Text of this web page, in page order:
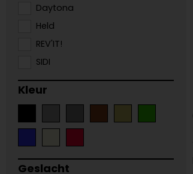
Daytona
Held
REV'IT!
SIDI
Kleur
Geslacht